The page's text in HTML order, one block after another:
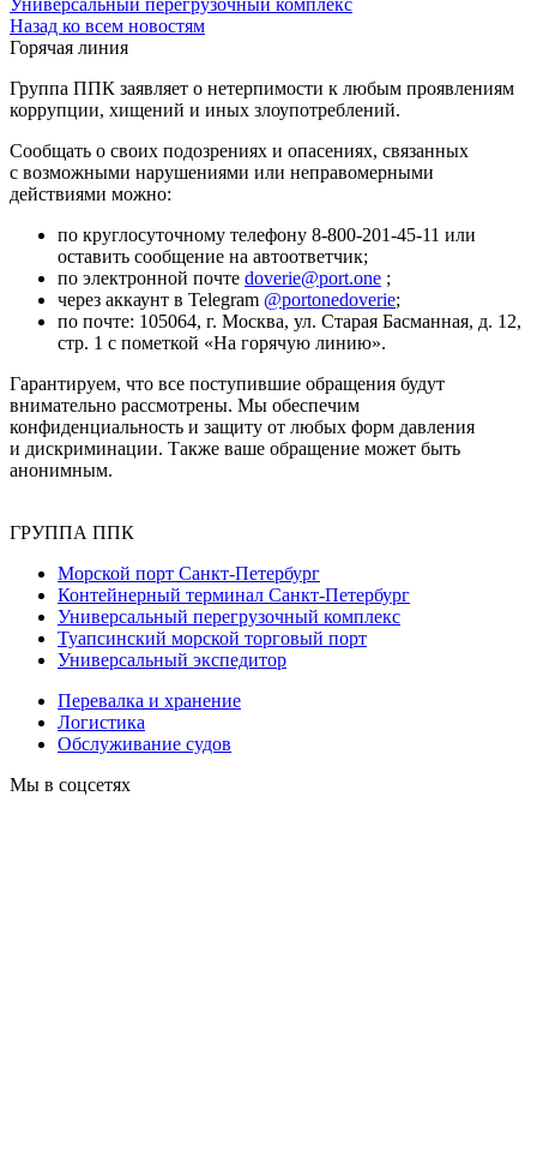
Универсальный перегрузочный комплекс
Назад ко всем новостям
Горячая линия
Группа ППК заявляет о нетерпимости к любым проявлениям
коррупции, хищений и иных злоупотреблений.
Сообщать о своих подозрениях и опасениях, связанных
с возможными нарушениями или неправомерными
действиями можно:
по круглосуточному телефону 8-800-201-45-11 или
оставить сообщение на автоответчик;
по электронной почте doverie@port.one ;
через аккаунт в Telegram @portonedoverie;
по почте: 105064, г. Москва, ул. Старая Басманная, д. 12,
стр. 1 с пометкой «На горячую линию».
Гарантируем, что все поступившие обращения будут
внимательно рассмотрены. Мы обеспечим
конфиденциальность и защиту от любых форм давления
и дискриминации. Также ваше обращение может быть
анонимным.
ГРУППА ППК
Морской порт Санкт-Петербург
Контейнерный терминал Санкт-Петербург
Универсальный перегрузочный комплекс
Туапсинский морской торговый порт
Универсальный экспедитор
Перевалка и хранение
Логистика
Обслуживание судов
Мы в соцсетях